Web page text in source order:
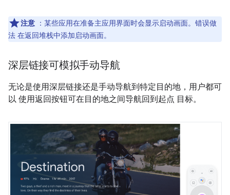
注意 ：某些应用在准备主应用界面时会显示启动画面。错误做
法 在返回堆栈中添加启动画面。
深层链接可模拟手动导航
无论是使用深层链接还是手动导航到特定目的地，用户都可
以 使用返回按钮可在目的地之间导航回到起点 目标。